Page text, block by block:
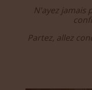
N'ayez jamais
Partez, allez